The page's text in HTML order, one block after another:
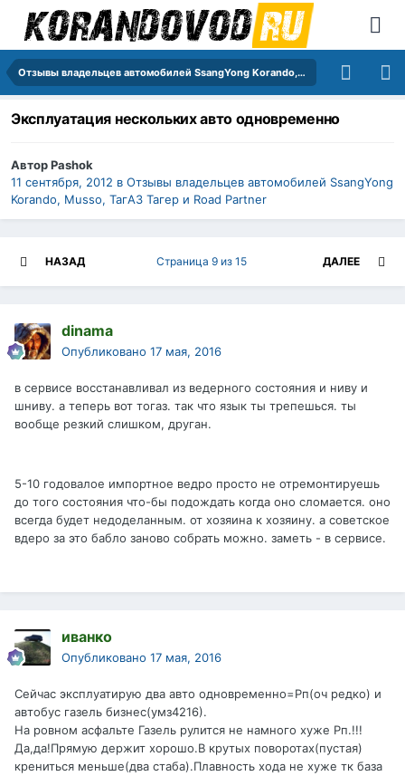
Отзывы владельцев автомобилей SsangYong Korando, Musso, ТагАЗ Тагер и Road Partner
Эксплуатация нескольких авто одновременно
АвторPashok
11 сентября, 2012 в Отзывы владельцев автомобилей SsangYong
Korando, Musso, ТагАЗ Тагер и Road Partner
НАЗАД ДАЛЕЕ
Страница 9 из 15
dinama
Опубликовано 17 мая, 2016
в сервисе восстанавливал из ведерного состояния и ниву и
шниву. а теперь вот тогаз. так что язык ты трепешься. ты
вообще резкий слишком, друган.
5-10 годовалое импортное ведро просто не отремонтируешь
до того состояния что-бы подождать когда оно сломается. оно
всегда будет недоделанным. от хозяина к хозяину. а советское
вдеро за это бабло заново собрать можно. заметь - в сервисе.
иванко
Опубликовано 17 мая, 2016
Сейчас эксплуатирую два авто одновременно=Рп(оч редко) и
автобус газель бизнес(умз4216).
На ровном асфальте Газель рулится не намного хуже Рп.!!!
Да,да!Прямую держит хорошо.В крутых поворотах(пустая)
крениться меньше(два стаба).Плавность хода не хуже тк база